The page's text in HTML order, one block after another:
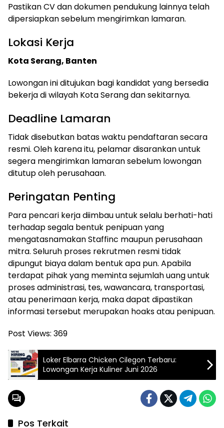
Pastikan CV dan dokumen pendukung lainnya telah
dipersiapkan sebelum mengirimkan lamaran.
Lokasi Kerja
Kota Serang, Banten
Lowongan ini ditujukan bagi kandidat yang bersedia
bekerja di wilayah Kota Serang dan sekitarnya.
Deadline Lamaran
Tidak disebutkan batas waktu pendaftaran secara
resmi. Oleh karena itu, pelamar disarankan untuk
segera mengirimkan lamaran sebelum lowongan
ditutup oleh perusahaan.
Peringatan Penting
Para pencari kerja diimbau untuk selalu berhati-hati
terhadap segala bentuk penipuan yang
mengatasnamakan Staffinc maupun perusahaan
mitra. Seluruh proses rekrutmen resmi tidak
dipungut biaya dalam bentuk apa pun. Apabila
terdapat pihak yang meminta sejumlah uang untuk
proses administrasi, tes, wawancara, transportasi,
atau penerimaan kerja, maka dapat dipastikan
informasi tersebut merupakan hoaks atau penipuan.
Post Views: 369
Loker Elbarra Chicken Cilegon Terbaru:
Lowongan Kerja Kuliner Juni 2026
Pos Terkait